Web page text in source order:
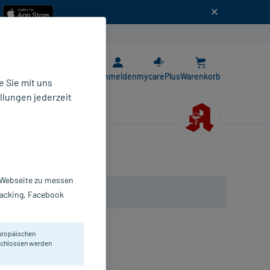
AnmeldenmycarePlusWarenkorb
Sie mit uns
jederzeit
zu messen
Facebook
werden